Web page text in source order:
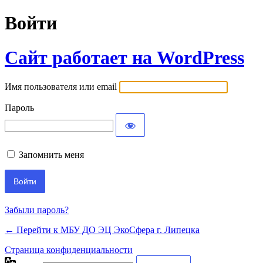
Войти
Сайт работает на WordPress
Имя пользователя или email
Пароль
Запомнить меня
Забыли пароль?
← Перейти к МБУ ДО ЭЦ ЭкоСфера г. Липецка
Страница конфиденциальности